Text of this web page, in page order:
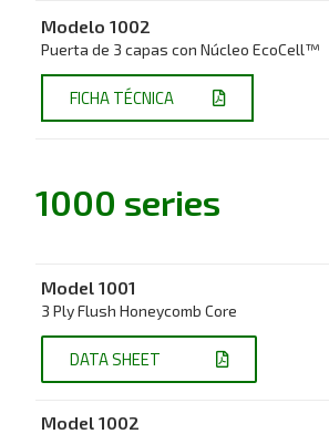
Modelo 1002
Puerta de 3 capas con Núcleo EcoCell™
FICHA TÉCNICA
1000 series
Model 1001
3 Ply Flush Honeycomb Core
DATA SHEET
Model 1002